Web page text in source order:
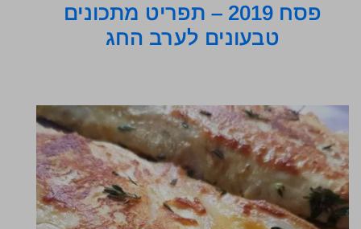
פסח 2019 – תפריט מתכונים
טבעונים לערב החג